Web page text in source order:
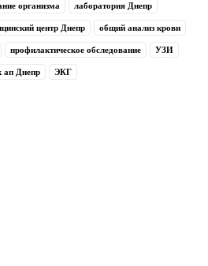
организма лаборатория Днепр
центр Днепр общий анализ крови
профилактическое обследование УЗИ
ап Днепр ЭКГ